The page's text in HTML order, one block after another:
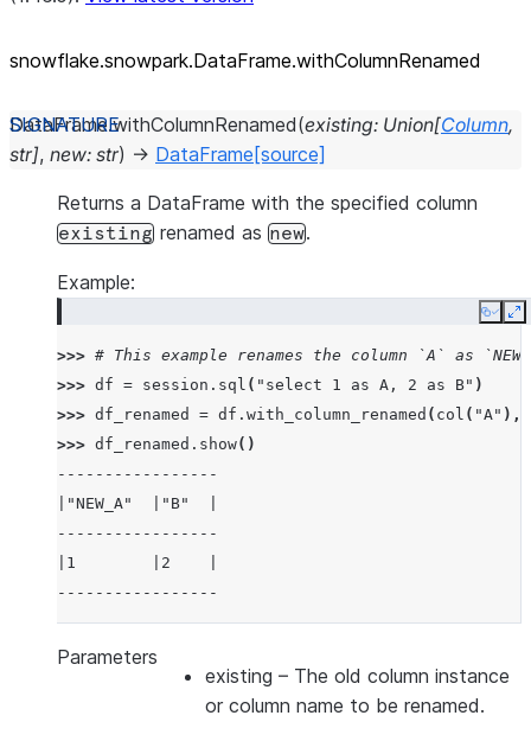
snowflake.snowpark.DataFrame.withColumnRenamed
DataFrame.withColumnRenamed(existing: Union[Column,
str], new: str) → DataFrame [source]
Returns a DataFrame with the specified column
existing renamed as new.
Example:
Copy
>>> # This example renames the column `A` as
>>> df = session . sql ( "select 1 as A, 2 as B" )
>>> df_renamed = df . with_column_renamed ( col ( "A" ),
>>> df_renamed . show()
-----------------
|"NEW_A"  |"B"  |
-----------------
|1        |2    |
-----------------
Parameters
existing – The old column instance
or column name to be renamed.